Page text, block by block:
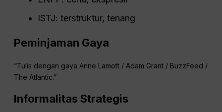
ISTJ: terstruktur, tenang
Peminjaman Gaya
“Tulis dengan gaya Anne Lamott / Adam Grant / BuzzFeed /
The Atlantic.”
Informalitas Strategis